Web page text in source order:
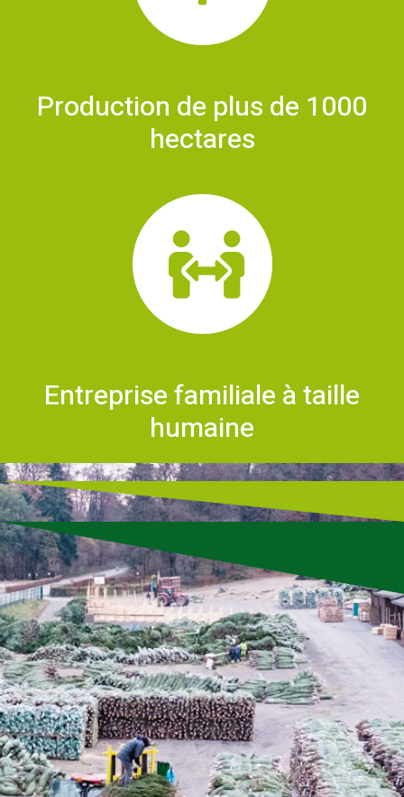
Production de plus de 1000
hectares
Entreprise familiale à taille
humaine